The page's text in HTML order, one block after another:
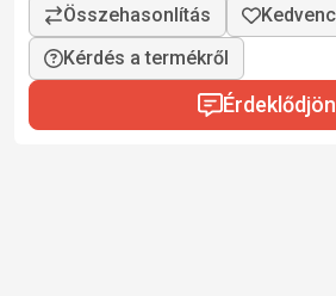
Kérdés a termékről
Érdeklődjön